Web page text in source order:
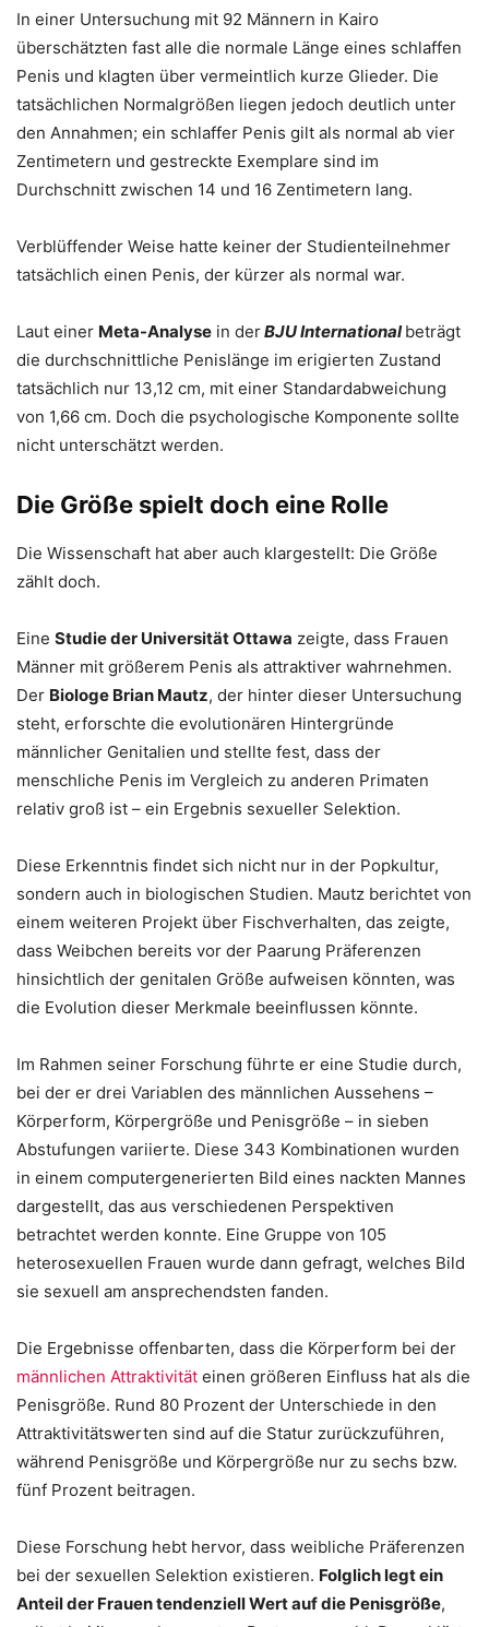
In einer Untersuchung mit 92 Männern in Kairo
überschätzten fast alle die normale Länge eines schlaffen
Penis und klagten über vermeintlich kurze Glieder. Die
tatsächlichen Normalgrößen liegen jedoch deutlich unter
den Annahmen; ein schlaffer Penis gilt als normal ab vier
Zentimetern und gestreckte Exemplare sind im
Durchschnitt zwischen 14 und 16 Zentimetern lang.
Verblüffender Weise hatte keiner der Studienteilnehmer
tatsächlich einen Penis, der kürzer als normal war.
Laut einer Meta-Analyse in derBJU International beträgt
die durchschnittliche Penislänge im erigierten Zustand
tatsächlich nur 13,12 cm, mit einer Standardabweichung
von 1,66 cm. Doch die psychologische Komponente sollte
nicht unterschätzt werden.
Die Größe spielt doch eine Rolle
Die Wissenschaft hat aber auch klargestellt: Die Größe
zählt doch.
Eine Studie der Universität Ottawa zeigte, dass Frauen
Männer mit größerem Penis als attraktiver wahrnehmen.
Der Biologe Brian Mautz, der hinter dieser Untersuchung
steht, erforschte die evolutionären Hintergründe
männlicher Genitalien und stellte fest, dass der
menschliche Penis im Vergleich zu anderen Primaten
relativ groß ist – ein Ergebnis sexueller Selektion.
Diese Erkenntnis findet sich nicht nur in der Popkultur,
sondern auch in biologischen Studien. Mautz berichtet von
einem weiteren Projekt über Fischverhalten, das zeigte,
dass Weibchen bereits vor der Paarung Präferenzen
hinsichtlich der genitalen Größe aufweisen könnten, was
die Evolution dieser Merkmale beeinflussen könnte.
Im Rahmen seiner Forschung führte er eine Studie durch,
bei der er drei Variablen des männlichen Aussehens –
Körperform, Körpergröße und Penisgröße – in sieben
Abstufungen variierte. Diese 343 Kombinationen wurden
in einem computergenerierten Bild eines nackten Mannes
dargestellt, das aus verschiedenen Perspektiven
betrachtet werden konnte. Eine Gruppe von 105
heterosexuellen Frauen wurde dann gefragt, welches Bild
sie sexuell am ansprechendsten fanden.
Die Ergebnisse offenbarten, dass die Körperform bei der
männlichen Attraktivität einen größeren Einfluss hat als die
Penisgröße. Rund 80 Prozent der Unterschiede in den
Attraktivitätswerten sind auf die Statur zurückzuführen,
während Penisgröße und Körpergröße nur zu sechs bzw.
fünf Prozent beitragen.
Diese Forschung hebt hervor, dass weibliche Präferenzen
bei der sexuellen Selektion existieren. Folglich legt ein
Anteil der Frauen tendenziell Wert auf die Penisgröße,